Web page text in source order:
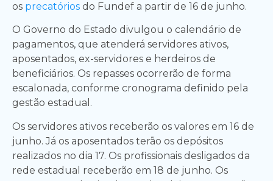
os precatórios do Fundef a partir de 16 de junho.
O Governo do Estado divulgou o calendário de
pagamentos, que atenderá servidores ativos,
aposentados, ex-servidores e herdeiros de
beneficiários. Os repasses ocorrerão de forma
escalonada, conforme cronograma definido pela
gestão estadual.
Os servidores ativos receberão os valores em 16 de
junho. Já os aposentados terão os depósitos
realizados no dia 17. Os profissionais desligados da
rede estadual receberão em 18 de junho. Os